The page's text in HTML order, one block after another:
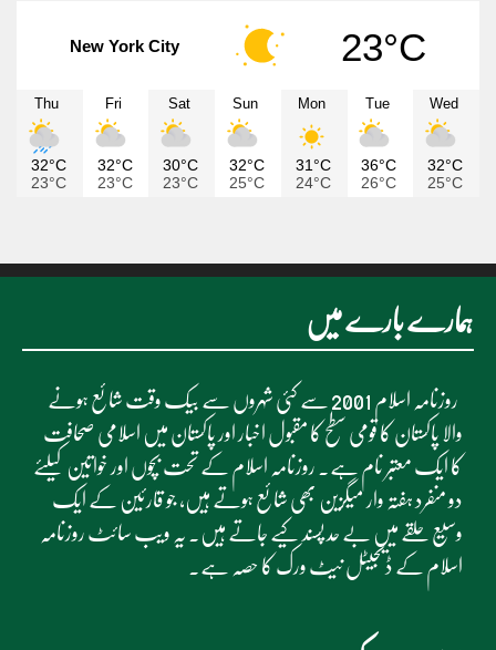
New York City 23°C
Thu
32°C
23°C
Fri
32°C
23°C
Sat
30°C
23°C
Sun
32°C
25°C
Mon
31°C
24°C
Tue
36°C
26°C
Wed
32°C
25°C
ہمارے بارے میں
روزنامہ اسلام 2001 سے کئی شہروں سے بیک وقت شائع ہونے
والا پاکستان کا قومی سطح کا مقبول اخبار اور پاکستان میں اسلامی صحافت
کا ایک معتبر نام ہے۔ روزنامہ اسلام کے تحت بچوں اور خواتین کیلئے
دو منفرد ہفتہ وار میگزین بھی شائع ہوتے ہیں، جو قارئین کے ایک
وسیع حلقے میں بے حد پسند کیے جاتے ہیں۔ یہ ویب سائٹ روزنامہ
اسلام کے ڈیجیٹل نیٹ ورک کا حصہ ہے۔